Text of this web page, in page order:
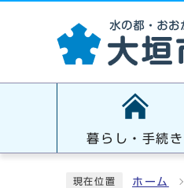
暮らし・手続き
現在位置 ホーム